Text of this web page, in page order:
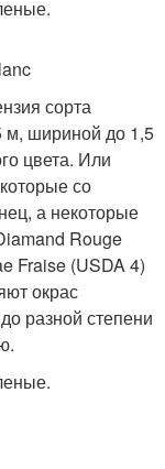
сорта
м, шириной до 1,5
цвета. Или
со
а некоторые
Rouge
Fraise (USDA 4)
окрас
разной степени